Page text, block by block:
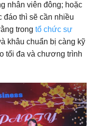
nhân viên đông; hoặc
đáo thì sẽ cần nhiều
trong tổ chức sự
khâu chuẩn bị càng kỹ
tối đa và chương trình